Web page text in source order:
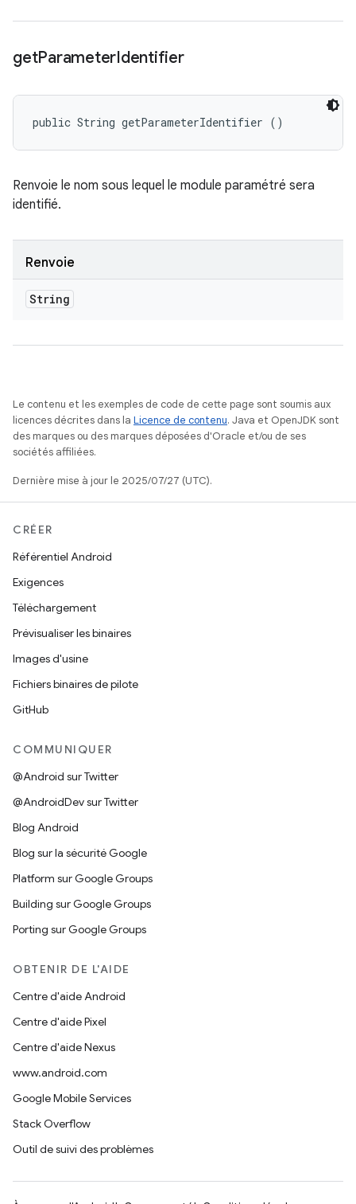
getParameterIdentifier
public String getParameterIdentifier ()
Renvoie le nom sous lequel le module paramétré sera
identifié.
Renvoie
String
Le contenu et les exemples de code de cette page sont soumis aux
licences décrites dans la Licence de contenu. Java et OpenJDK sont
des marques ou des marques déposées d'Oracle et/ou de ses
sociétés affiliées.
Dernière mise à jour le 2025/07/27 (UTC).
CRÉER
Référentiel Android
Exigences
Téléchargement
Prévisualiser les binaires
Images d'usine
Fichiers binaires de pilote
GitHub
COMMUNIQUER
@Android sur Twitter
@AndroidDev sur Twitter
Blog Android
Blog sur la sécurité Google
Platform sur Google Groups
Building sur Google Groups
Porting sur Google Groups
OBTENIR DE L'AIDE
Centre d'aide Android
Centre d'aide Pixel
Centre d'aide Nexus
www.android.com
Google Mobile Services
Stack Overflow
Outil de suivi des problèmes